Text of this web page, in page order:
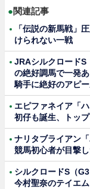
●関連記事
「伝説の新馬戦」
けられない一戦
JRAシルクロードS
の絶好調馬で一発
騎手に絶好のアピ
エピファネイア「
初仔も誕生、トッ
ナリタブライアン
競馬初心者が目撃
シルクロードS（
今村聖奈のテイエ